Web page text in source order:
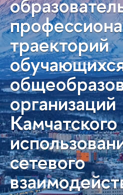
траекторий
организаций
сетевого